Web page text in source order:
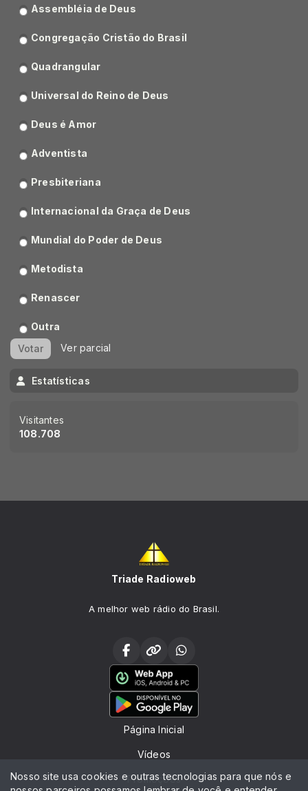
Assembléia de Deus
Congregação Cristão do Brasil
Quadrangular
Universal do Reino de Deus
Deus é Amor
Adventista
Presbiteriana
Internacional da Graça de Deus
Mundial do Poder de Deus
Metodista
Renascer
Outra
Votar
Ver parcial
Estatísticas
Visitantes
108.708
Triade Radioweb
A melhor web rádio do Brasil.
Página Inicial
Vídeos
Promoções
Nosso site usa cookies e outras tecnologias para que nós e